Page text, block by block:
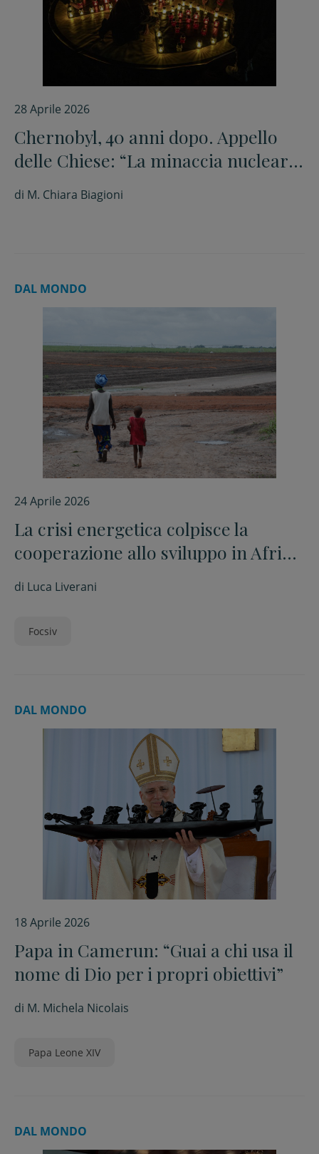
28 Aprile 2026
Chernobyl, 40 anni dopo. Appello
delle Chiese: “La minaccia nucleare
è di nuovo reale”
di M. Chiara Biagioni
DAL MONDO
24 Aprile 2026
La crisi energetica colpisce la
cooperazione allo sviluppo in Africa.
La testimonianza delle ong della
Focsiv
di Luca Liverani
Focsiv
DAL MONDO
18 Aprile 2026
Papa in Camerun: “Guai a chi usa il
nome di Dio per i propri obiettivi”
di M. Michela Nicolais
Papa Leone XIV
DAL MONDO